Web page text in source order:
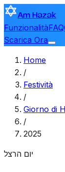
Am Hazak
FunzionalitàFAQ
Scarica Ora
Home
/
Festività
/
Giorno di
/
2025
יום הרצל